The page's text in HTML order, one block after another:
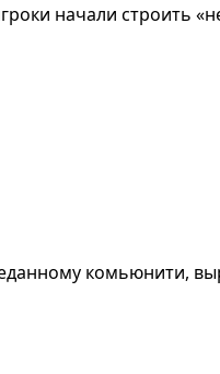
начали строить
комьюнити,